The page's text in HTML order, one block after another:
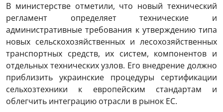
В министерстве отметили, что новый технический
регламент определяет технические и
административные требования к утверждению типа
новых сельскохозяйственных и лесохозяйственных
транспортных средств, их систем, компонентов и
отдельных технических узлов. Его внедрение должно
приблизить украинские процедуры сертификации
сельхозтехники к европейским стандартам и
облегчить интеграцию отрасли в рынок ЕС.